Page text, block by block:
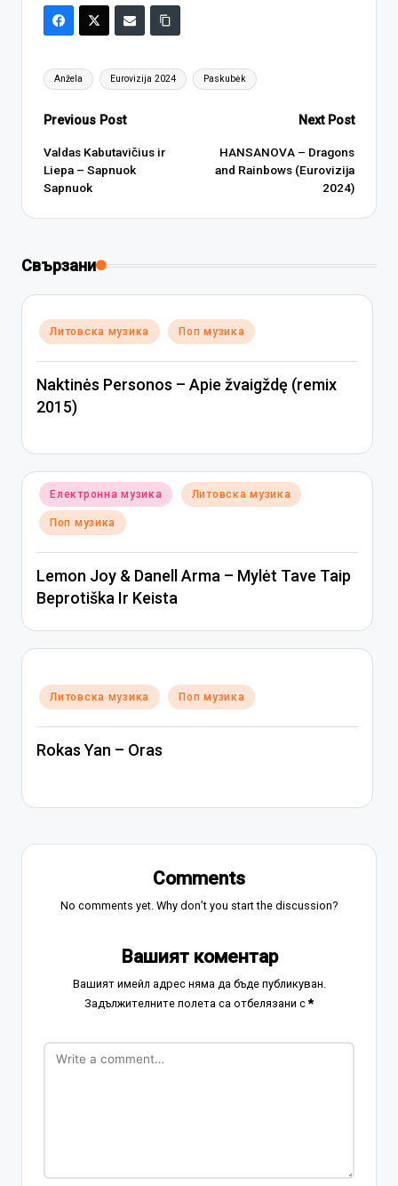
Tags:
Anžela Eurovizija 2024 Paskubėk
Post
navigation
Previous Post
Valdas Kabutavičius ir
Liepa – Sapnuok
Sapnuok
Next Post
HANSANOVA – Dragons
and Rainbows (Eurovizija
2024)
Свързани
Posted
in
Литовска музика Поп музика
Naktinės Personos – Apie žvaigždę (remix
2015)
Posted
in
Електронна музика Литовска музика
Поп музика
Lemon Joy & Danell Arma – Mylėt Tave Taip
Beprotiška Ir Keista
Posted
in
Литовска музика Поп музика
Rokas Yan – Oras
Comments
No comments yet. Why don’t you start the discussion?
Вашият коментар
Вашият имейл адрес няма да бъде публикуван.
Задължителните полета са отбелязани с*